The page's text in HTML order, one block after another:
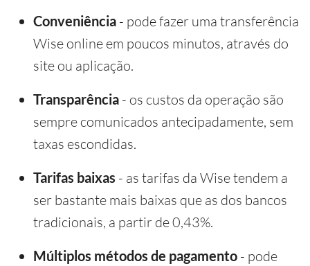
Conveniência - pode fazer uma transferência
Wise online em poucos minutos, através do
site ou aplicação.
Transparência - os custos da operação são
sempre comunicados antecipadamente, sem
taxas escondidas.
Tarifas baixas - as tarifas da Wise tendem a
ser bastante mais baixas que as dos bancos
tradicionais, a partir de 0,43%.
Múltiplos métodos de pagamento - pode